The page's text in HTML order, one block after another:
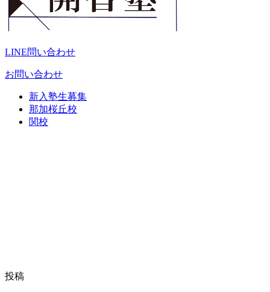
LINE問い合わせ
お問い合わせ
新入塾生募集
那加桜丘校
関校
投稿